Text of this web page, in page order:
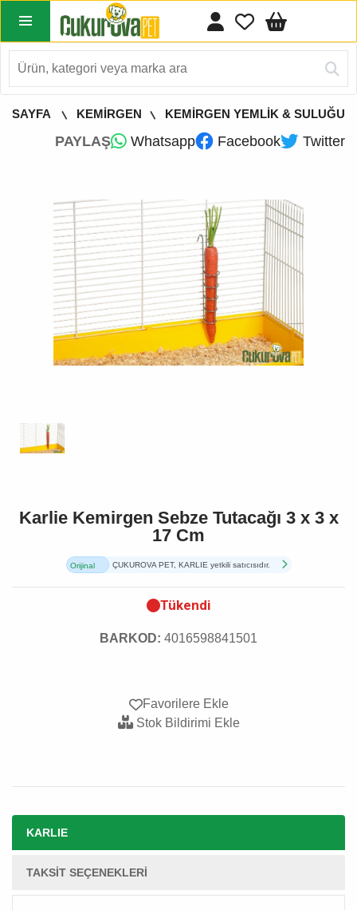
SAYFA KEMİRGEN KEMİRGEN YEMLİK & SULUĞU
PAYLAŞ Whatsapp Facebook Twitter
Karlie Kemirgen Sebze Tutacağı 3 x 3 x
17 Cm
Orijinal
ÇUKUROVA PET, KARLIE yetkili satıcısıdır.
Tükendi
BARKOD: 4016598841501
Favorilere Ekle
Stok Bildirimi Ekle
KARLIE
TAKSIT SEÇENEKLERI